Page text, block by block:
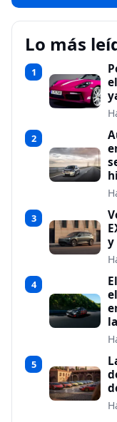
Lo más
1
2
3
y
4
5